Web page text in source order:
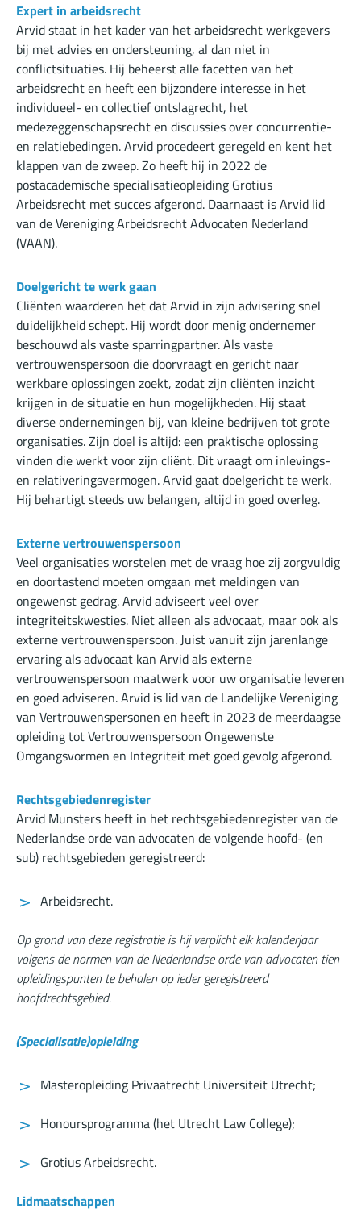
Expert in arbeidsrecht
Arvid staat in het kader van het arbeidsrecht werkgevers
bij met advies en ondersteuning, al dan niet in
conflictsituaties. Hij beheerst alle facetten van het
arbeidsrecht en heeft een bijzondere interesse in het
individueel- en collectief ontslagrecht, het
medezeggenschapsrecht en discussies over concurrentie-
en relatiebedingen. Arvid procedeert geregeld en kent het
klappen van de zweep. Zo heeft hij in 2022 de
postacademische specialisatieopleiding Grotius
Arbeidsrecht met succes afgerond. Daarnaast is Arvid lid
van de Vereniging Arbeidsrecht Advocaten Nederland
(VAAN).
Doelgericht te werk gaan
Cliënten waarderen het dat Arvid in zijn advisering snel
duidelijkheid schept. Hij wordt door menig ondernemer
beschouwd als vaste sparringpartner. Als vaste
vertrouwenspersoon die doorvraagt en gericht naar
werkbare oplossingen zoekt, zodat zijn cliënten inzicht
krijgen in de situatie en hun mogelijkheden. Hij staat
diverse ondernemingen bij, van kleine bedrijven tot grote
organisaties. Zijn doel is altijd: een praktische oplossing
vinden die werkt voor zijn cliënt. Dit vraagt om inlevings-
en relativeringsvermogen. Arvid gaat doelgericht te werk.
Hij behartigt steeds uw belangen, altijd in goed overleg.
Externe vertrouwenspersoon
Veel organisaties worstelen met de vraag hoe zij zorgvuldig
en doortastend moeten omgaan met meldingen van
ongewenst gedrag. Arvid adviseert veel over
integriteitskwesties. Niet alleen als advocaat, maar ook als
externe vertrouwenspersoon. Juist vanuit zijn jarenlange
ervaring als advocaat kan Arvid als externe
vertrouwenspersoon maatwerk voor uw organisatie leveren
en goed adviseren. Arvid is lid van de Landelijke Vereniging
van Vertrouwenspersonen en heeft in 2023 de meerdaagse
opleiding tot Vertrouwenspersoon Ongewenste
Omgangsvormen en Integriteit met goed gevolg afgerond.
Rechtsgebiedenregister
Arvid Munsters heeft in het rechtsgebiedenregister van de
Nederlandse orde van advocaten de volgende hoofd- (en
sub) rechtsgebieden geregistreerd:
Arbeidsrecht.
Op grond van deze registratie is hij verplicht elk kalenderjaar
volgens de normen van de Nederlandse orde van advocaten tien
opleidingspunten te behalen op ieder geregistreerd
hoofdrechtsgebied.
(Specialisatie)opleiding
Masteropleiding Privaatrecht Universiteit Utrecht;
Honoursprogramma (het Utrecht Law College);
Grotius Arbeidsrecht.
Lidmaatschappen